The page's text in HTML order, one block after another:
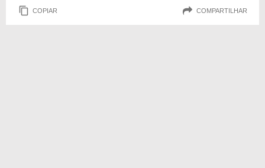
COPIAR COMPARTILHAR